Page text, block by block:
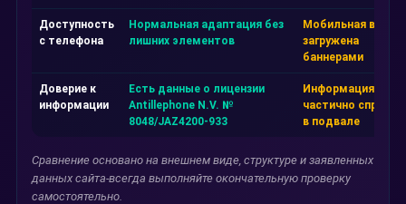
Доступность
с телефона
Нормальная адаптация без
лишних элементов
Мобильная версия
загружена
баннерами
Доверие к
информации
Есть данные о лицензии
Antillephone N.V. №
8048/JAZ4200-933
Информация
частично
в подвале
Сравнение основано на внешнем виде, структуре и заявленных
данных сайта-всегда выполняйте окончательную проверку
самостоятельно.